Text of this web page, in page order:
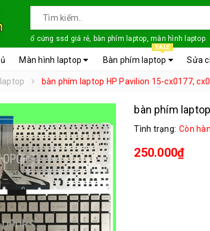
ổ cứng ssd giá rẻ, bàn phím laptop, màn hình laptop
Màn hình laptop Bàn phím laptop
SALE
Sửa
bàn phím laptop HP Pavilion 15-cx0177,
bàn phím
Tình trạng: Còn
250.000₫